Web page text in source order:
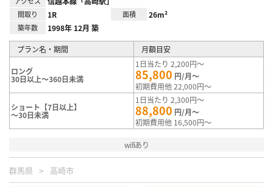
間取り 1R 面積 26m²
築年数 1998年 12月 築
プラン名・期間 月額目安
ロング
30日以上～360日未満
1日当たり 2,200円～
85,800 円/月～
初期費用他 22,000円～
ショート【7日以上】
～30日未満
1日当たり 2,300円～
88,800 円/月～
初期費用他 16,500円～
wifiあり
群馬県 高崎市